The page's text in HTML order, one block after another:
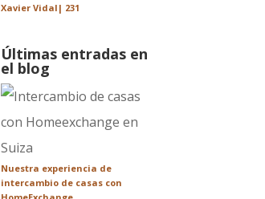
Xavier Vidal| 231
Últimas entradas en
el blog
Nuestra experiencia de
intercambio de casas con